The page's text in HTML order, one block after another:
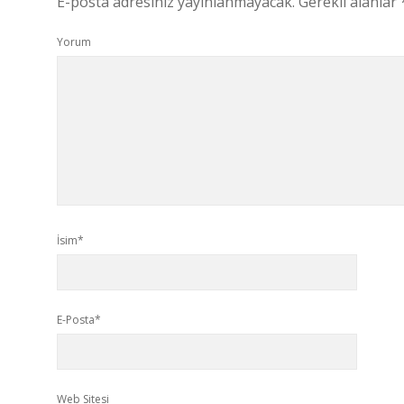
Yorum
İsim*
E-Posta*
Web Sitesi